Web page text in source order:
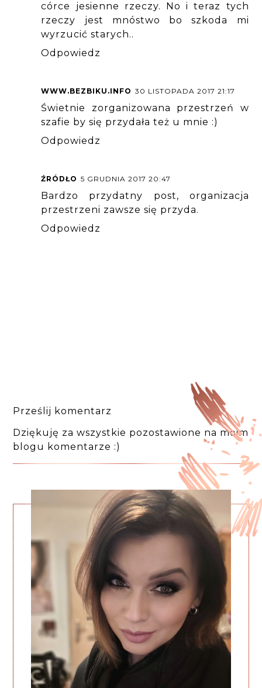
córce jesienne rzeczy. No i teraz tych
rzeczy jest mnóstwo bo szkoda mi
wyrzucić starych..
Odpowiedz
WWW.BEZBIKU.INFO 30 LISTOPADA 2017 21:17
Świetnie zorganizowana przestrzeń w
szafie by się przydała też u mnie :)
Odpowiedz
ŹRÓDŁO 5 GRUDNIA 2017 20:47
Bardzo przydatny post, organizacja
przestrzeni zawsze się przyda.
Odpowiedz
Prześlij komentarz
Dziękuję za wszystkie pozostawione na moim
blogu komentarze :)